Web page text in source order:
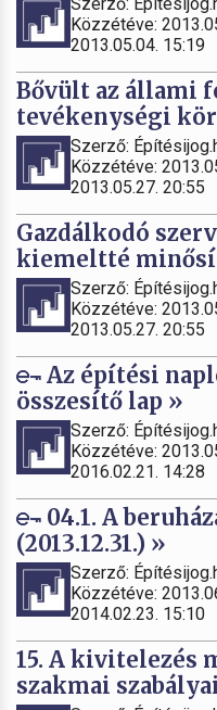
Közzétéve:
2013.05.04. 15:19
Bővült az állami
tevékenységi
Szerző:
Közzétéve:
2013.05.27. 20:55
Gazdálkodó
kiemeltté
Szerző:
Közzétéve:
2013.05.27. 20:55
Az építési
összesítő lap »
Szerző:
Közzétéve:
2016.02.21. 14:28
04.1. A
(2013.12.31.) »
Szerző:
Közzétéve:
2014.02.23. 15:10
15. A kivitelezés
szakmai